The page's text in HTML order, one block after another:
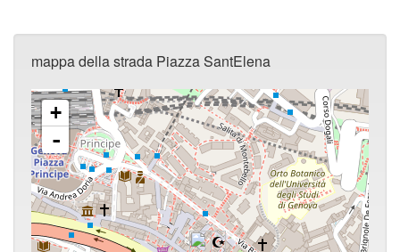
mappa della strada Piazza SantElena
+
-